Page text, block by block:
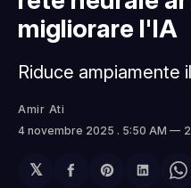
migliorare l'IA
Riduce ampiamente
Amir Ati
4 novembre 2025 . 5:50 AM
𝕏
Condividi
Share